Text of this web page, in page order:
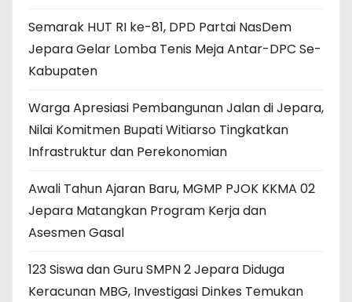
Semarak HUT RI ke-81, DPD Partai NasDem
Jepara Gelar Lomba Tenis Meja Antar-DPC Se-
Kabupaten
Warga Apresiasi Pembangunan Jalan di Jepara,
Nilai Komitmen Bupati Witiarso Tingkatkan
Infrastruktur dan Perekonomian
Awali Tahun Ajaran Baru, MGMP PJOK KKMA 02
Jepara Matangkan Program Kerja dan
Asesmen Gasal
123 Siswa dan Guru SMPN 2 Jepara Diduga
Keracunan MBG, Investigasi Dinkes Temukan